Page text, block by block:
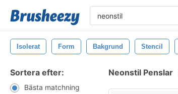
Isolerat Form Bakgrund Stencil
Sortera efter:
Bästa matchning
Neonstil Penslar